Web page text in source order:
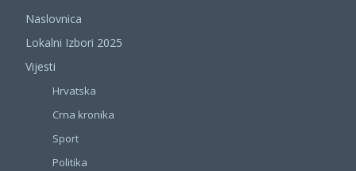
Naslovnica
Lokalni Izbori 2025
Vijesti
Hrvatska
Crna kronika
Sport
Politika